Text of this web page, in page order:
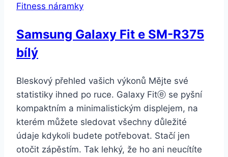
oceli-
šířky
2-
1,3
cm
Fitness náramky
Samsung Galaxy Fit e SM-R375
bílý
Bleskový přehled vašich výkonů Mějte své
statistiky ihned po ruce. Galaxy Fitⓔ se pyšní
kompaktním a minimalistickým displejem, na
kterém můžete sledovat všechny důležité
údaje kdykoli budete potřebovat. Stačí jen
otočit zápěstím. Tak lehký, že ho ani neucítíte